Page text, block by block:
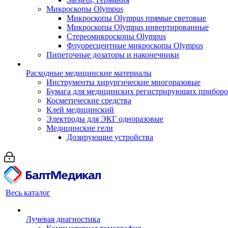
Микроскопы Olympus
Микроскопы Olympus прямые световые
Микроскопы Olympus инвертированные
Стереомикроскопы Olympus
Флуоресцентные микроскопы Olympus
Пипеточные дозаторы и наконечники
Расходные медицинские материалы
Инструменты хирургические многоразовые
Бумага для медицинских регистрирующих
Косметические средства
Клей медицинский
Электроды для ЭКГ одноразовые
Медицинские гели
Дозирующие устройства
Весь каталог
Лучевая диагностика